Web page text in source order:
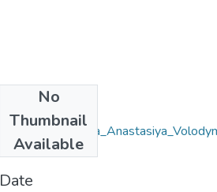
No
Thumbnail
Available
ocx(42.88 KB)
Date